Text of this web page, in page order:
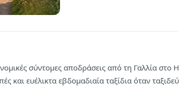
σύντομες αποδράσεις από τη Γαλλία στο
και ευέλικτα εβδομαδιαία ταξίδια όταν